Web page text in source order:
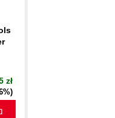
zł